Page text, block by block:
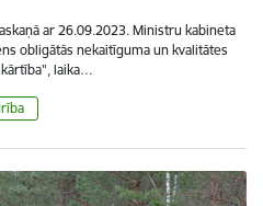
ar 26.09.2023. Ministru kabineta
obligātās nekaitīguma un kvalitātes
laika…